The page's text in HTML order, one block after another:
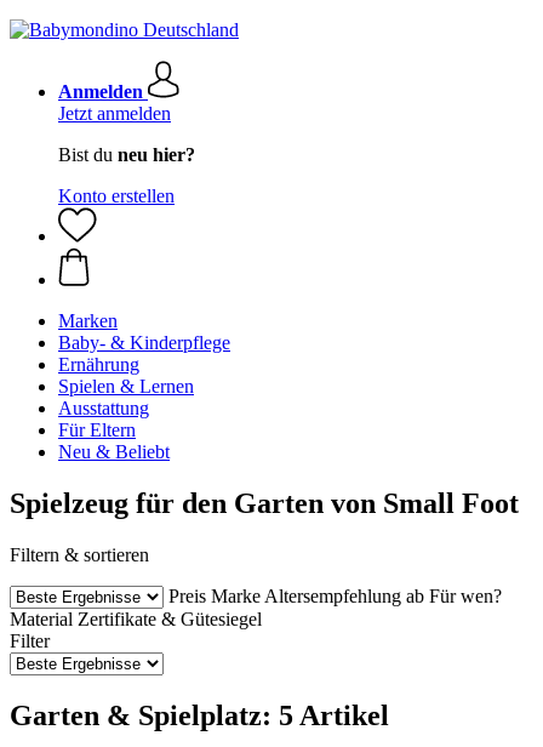
Anmelden
Jetzt anmelden
Bist du neu hier?
Konto erstellen
Marken
Baby- & Kinderpflege
Ernährung
Spielen & Lernen
Ausstattung
Für Eltern
Neu & Beliebt
Spielzeug für den Garten von Small Foot
Filtern & sortieren
Preis Marke Altersempfehlung ab Für wen?
Material Zertifikate & Gütesiegel
Filter
Garten & Spielplatz: 5 Artikel